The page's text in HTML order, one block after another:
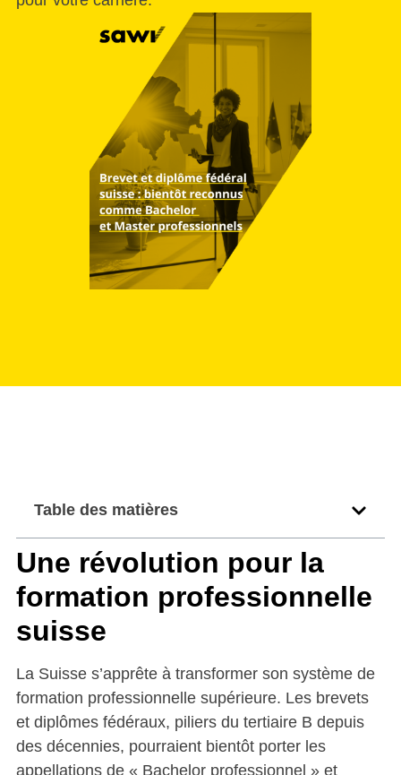
Une révolution pour la
formation professionnelle
suisse
La Suisse s’apprête à transformer son système de
formation professionnelle supérieure. Les brevets
et diplômes fédéraux, piliers du tertiaire B depuis
des décennies, pourraient bientôt porter les
appellations de « Bachelor professionnel » et
Table des matières